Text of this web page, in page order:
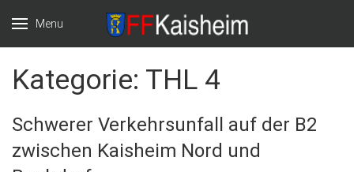
Menu
Freiwillige
Feuerwehr Markt
Kaisheim e.V.
Willkommen auf
der Website der
Freiwilligen
Feuerwehr Markt
Kategorie: THL 4
Schwerer Verkehrsunfall auf der B2
zwischen Kaisheim Nord und